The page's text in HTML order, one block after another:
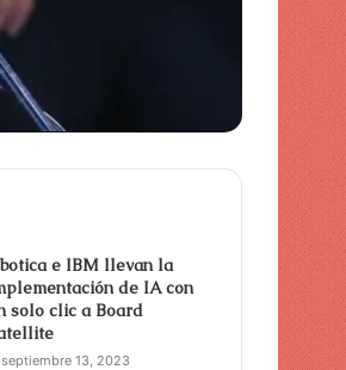
e IBM llevan la
de IA con
solo clic a Board
septiembre 13, 2023